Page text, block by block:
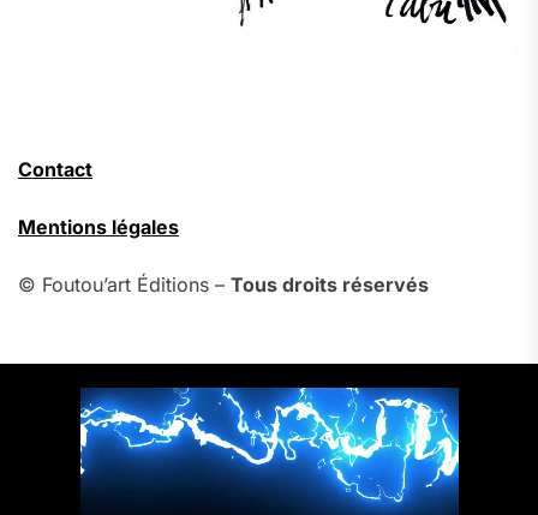
Contact
Mentions légales
© Foutou’art Éditions – Tous droits réservés